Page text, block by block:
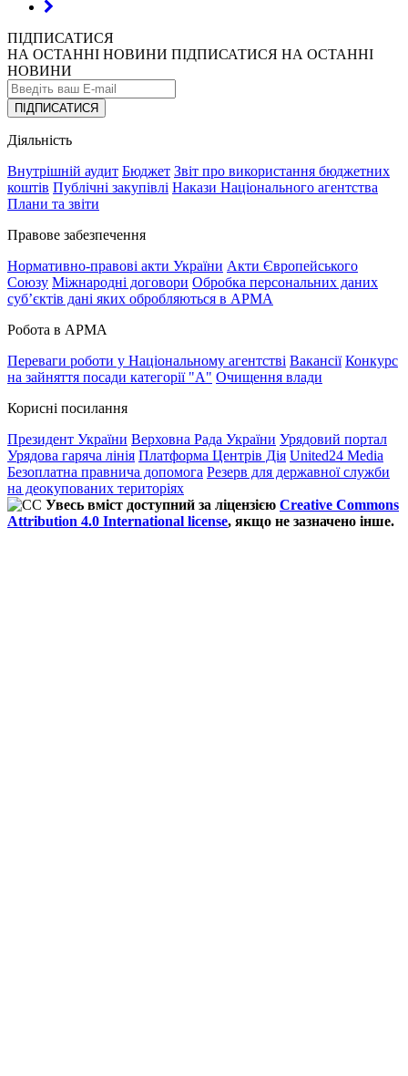
ПІДПИСАТИСЯ
НА ОСТАННІ НОВИНИ ПІДПИСАТИСЯ НА ОСТАННІ
НОВИНИ
ПІДПИСАТИСЯ
Діяльність
Внутрішній аудит Бюджет Звіт про використання бюджетних
коштів Публічні закупівлі Накази Національного агентства
Плани та звіти
Правове забезпечення
Нормативно-правові акти України Акти Європейського
Союзу Міжнародні договори Обробка персональних даних
субʼєктів дані яких обробляються в АРМА
Робота в АРМА
Переваги роботи у Національному агентстві Вакансії Конкурс
на зайняття посади категорії "А" Очищення влади
Корисні посилання
Президент України Верховна Рада України Урядовий портал
Урядова гаряча лінія Платформа Центрів Дія United24 Media
Безоплатна правнича допомога Резерв для державної служби
на деокупованих територіях
Увесь вміст доступний за ліцензією Creative Commons
Attribution 4.0 International license, якщо не зазначено інше.